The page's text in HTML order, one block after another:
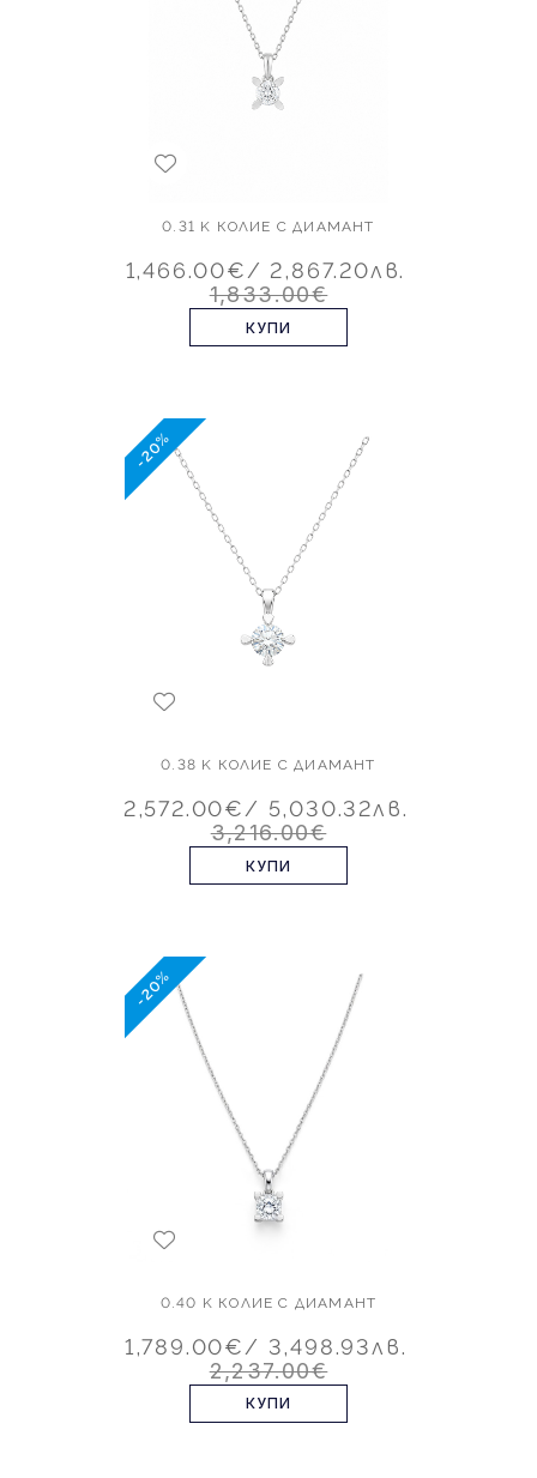
0.31 K КОЛИЕ С ДИАМАНТ
1,466.00€/ 2,867.20лв.
1,833.00€
КУПИ
-20%
0.38 K КОЛИЕ С ДИАМАНТ
2,572.00€/ 5,030.32лв.
3,216.00€
КУПИ
-20%
0.40 K КОЛИЕ С ДИАМАНТ
1,789.00€/ 3,498.93лв.
2,237.00€
КУПИ